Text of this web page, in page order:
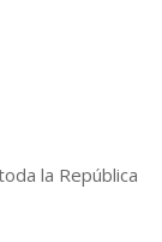
la República